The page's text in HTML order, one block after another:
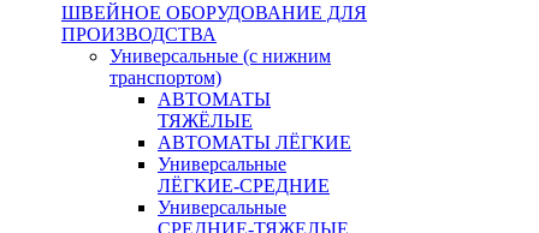
ШВЕЙНОЕ ОБОРУДОВАНИЕ ДЛЯ
ПРОИЗВОДСТВА
Универсальные (с нижним
транспортом)
АВТОМАТЫ
ТЯЖЁЛЫЕ
АВТОМАТЫ ЛЁГКИЕ
Универсальные
ЛЁГКИЕ-СРЕДНИЕ
Универсальные
СРЕДНИЕ-ТЯЖЕЛЫЕ